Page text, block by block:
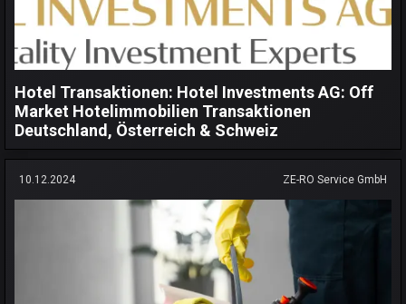
Hotel Transaktionen: Hotel Investments AG: Off
Market Hotelimmobilien Transaktionen
Deutschland, Österreich & Schweiz
10.12.2024 ZE-RO Service GmbH